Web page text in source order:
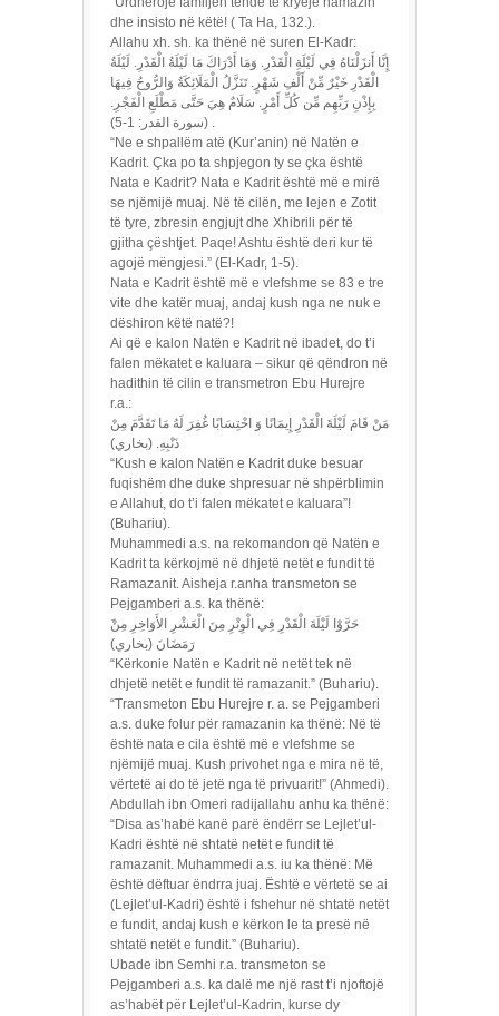
dhe insisto në këtë! ( Ta Ha, 132.).
Allahu xh. sh. ka thënë në suren El-Kadr:
إِنَّا أَنزَلْنَاهُ فِي لَيْلَةِ الْقَدْرِ. وَمَا أَدْرَاكَ مَا لَيْلَةُ الْقَدْرِ. لَيْلَةُ
الْقَدْرِ خَيْرٌ مِّنْ أَلْفِ شَهْرٍ. تَنَزَّلُ الْمَلَائِكَةُ وَالرُّوحُ فِيهَا
بِإِذْنِ رَبِّهِم مِّن كُلِّ أَمْرٍ. سَلَامٌ هِيَ حَتَّى مَطْلَعِ الْفَجْرِ.
(سورة القدر: 1-5)‏ .
“Ne e shpallëm atë (Kur’anin) në Natën e
Kadrit. Çka po ta shpjegon ty se çka është
Nata e Kadrit? Nata e Kadrit është më e mirë
se njëmijë muaj. Në të cilën, me lejen e Zotit
të tyre, zbresin engjujt dhe Xhibrili për të
gjitha çështjet. Paqe! Ashtu është deri kur të
agojë mëngjesi.” (El-Kadr, 1-5).
Nata e Kadrit është më e vlefshme se 83 e tre
vite dhe katër muaj, andaj kush nga ne nuk e
dëshiron këtë natë?!
Ai që e kalon Natën e Kadrit në ibadet, do t’i
falen mëkatet e kaluara – sikur që qëndron në
hadithin të cilin e transmetron Ebu Hurejre
r.a.:
مَنْ قَامَ لَيْلَةَ الْقَدْرِ إِيمَانًا وَ احْتِسَابًا غُفِرَ لَهُ مَا تَقَدَّمَ مِنْ
ذَنْبِهِ. (بخاري)
“Kush e kalon Natën e Kadrit duke besuar
fuqishëm dhe duke shpresuar në shpërblimin
e Allahut, do t’i falen mëkatet e kaluara”!
(Buhariu).
Muhammedi a.s. na rekomandon që Natën e
Kadrit ta kërkojmë në dhjetë netët e fundit të
Ramazanit. Aisheja r.anha transmeton se
Pejgamberi a.s. ka thënë:
رَمَضَانَ (بخاري)
“Kërkonie Natën e Kadrit në netët tek në
dhjetë netët e fundit të ramazanit.” (Buhariu).
“Transmeton Ebu Hurejre r. a. se Pejgamberi
a.s. duke folur për ramazanin ka thënë: Në të
është nata e cila është më e vlefshme se
njëmijë muaj. Kush privohet nga e mira në të,
vërtetë ai do të jetë nga të privuarit!” (Ahmedi).
Abdullah ibn Omeri radijallahu anhu ka thënë:
“Disa as’habë kanë parë ëndërr se Lejlet’ul-
Kadri është në shtatë netët e fundit të
ramazanit. Muhammedi a.s. iu ka thënë: Më
është dëftuar ëndrra juaj. Është e vërtetë se ai
(Lejlet’ul-Kadri) është i fshehur në shtatë netët
e fundit, andaj kush e kërkon le ta presë në
shtatë netët e fundit.” (Buhariu).
Ubade ibn Semhi r.a. transmeton se
Pejgamberi a.s. ka dalë me një rast t’i njoftojë
as’habët për Lejlet’ul-Kadrin, kurse dy